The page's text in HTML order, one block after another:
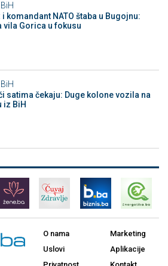
BiH
i komandant NATO štaba u Bugojnu:
vila Gorica u fokusu
BiH
satima čekaju: Duge kolone vozila na
iz BiH
O nama
Uslovi
Marketing
Aplikacije